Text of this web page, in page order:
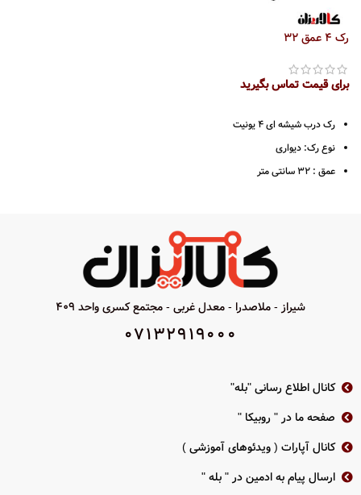
رک 4 عمق 32
برای قیمت تماس بگیرید
رک درب شیشه ای 4 یونیت
نوع رک: دیواری
عمق : 32 سانتی متر
شیراز - ملاصدرا - معدل غربی - مجتمع کسری واحد 409
07132919000
کانال اطلاع رسانی "بله"
صفحه ما در " روبیکا "
کانال آپارات ( ویدئوهای آموزشی )
ارسال پیام به ادمین در " بله "